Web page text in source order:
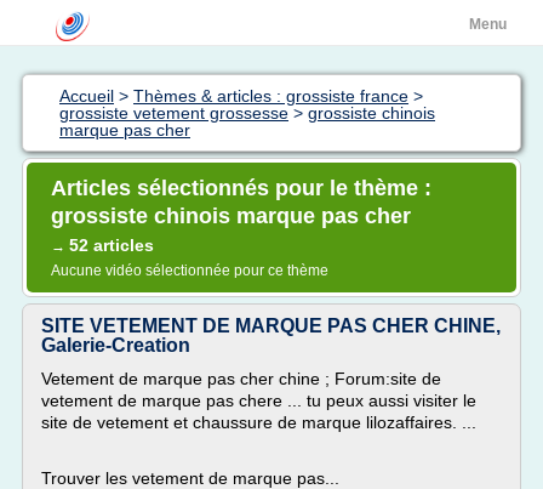
Menu
Accueil > Thèmes & articles : grossiste france >
grossiste vetement grossesse > grossiste chinois
marque pas cher
Articles sélectionnés pour le thème :
grossiste chinois marque pas cher
→ 52 articles
Aucune vidéo sélectionnée pour ce thème
SITE VETEMENT DE MARQUE PAS CHER CHINE,
Galerie-Creation
Vetement de marque pas cher chine ; Forum:site de
vetement de marque pas chere ... tu peux aussi visiter le
site de vetement et chaussure de marque lilozaffaires. ...
Trouver les vetement de marque pas...